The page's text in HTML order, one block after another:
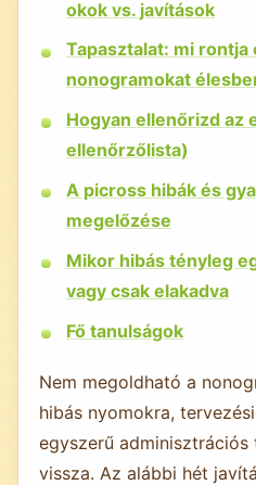
okok vs. javítások
Tapasztalat: mi rontja
nonogramokat
Hogyan ellenőrizd az
ellenőrzőlista)
A picross hibák és
megelőzése
Mikor hibás tényleg
vagy csak elakadva
Fő tanulságok
Nem megoldható a
hibás nyomokra,
egyszerű
vissza. Az alábbi hét